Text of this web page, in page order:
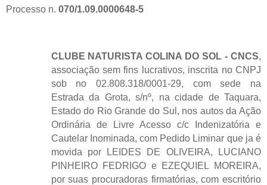
Processo n. 070/1.09.0000648-5
CLUBE NATURISTA COLINA DO SOL - CNCS,
associação sem fins lucrativos, inscrita no CNPJ
sob no 02.808.318/0001-29, com sede na
Estrada da Grota, s/nº, na cidade de Taquara,
Estado do Rio Grande do Sul, nos autos da Ação
Ordinária de Livre Acesso c/c Indenizatória e
Cautelar Inominada, com Pedido Liminar que ja é
movida por LEIDES DE OLIVEIRA, LUCIANO
PINHEIRO FEDRIGO e EZEQUIEL MOREIRA,
por suas procuradoras firmatórias, com escritório